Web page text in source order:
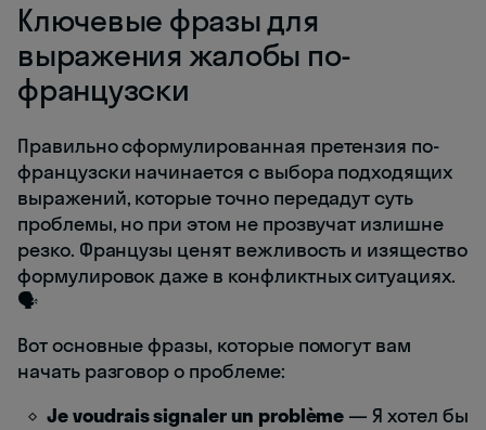
Ключевые фразы для
выражения жалобы по-
французски
Правильно сформулированная претензия по-
французски начинается с выбора подходящих
выражений, которые точно передадут суть
проблемы, но при этом не прозвучат излишне
резко. Французы ценят вежливость и изящество
формулировок даже в конфликтных ситуациях.
🗣️
Вот основные фразы, которые помогут вам
начать разговор о проблеме:
Je voudrais signaler un problème — Я хотел бы